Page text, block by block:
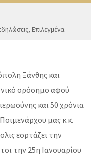
,Επιλεγμένα
Ξάνθης και
ορόσημο αφού
και 50 χρόνια
μας κ.κ.
εορτάζει την
την 25η Ιανουαρίου